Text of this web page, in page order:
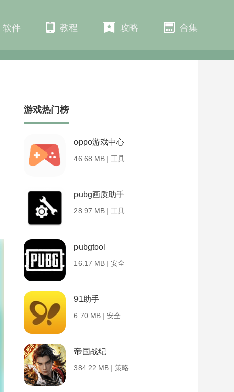
软件 教程 攻略 合集
游戏热门榜
oppo游戏中心
46.68 MB | 工具
pubg画质助手
28.97 MB | 工具
pubgtool
16.17 MB | 安全
91助手
6.70 MB | 安全
帝国战纪
384.22 MB | 策略